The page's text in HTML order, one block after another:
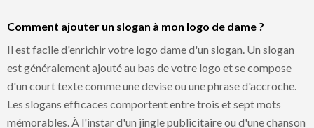
Comment ajouter un slogan à mon logo de dame ?
Il est facile d'enrichir votre logo dame d'un slogan. Un slogan
est généralement ajouté au bas de votre logo et se compose
d'un court texte comme une devise ou une phrase d'accroche.
Les slogans efficaces comportent entre trois et sept mots
mémorables. À l'instar d'un jingle publicitaire ou d'une chanson